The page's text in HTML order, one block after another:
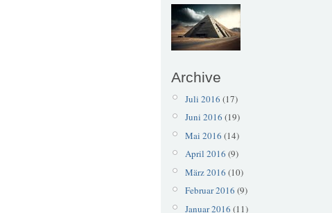
Archive
Juli 2016 (17)
Juni 2016 (19)
Mai 2016 (14)
April 2016 (9)
März 2016 (10)
Februar 2016 (9)
Januar 2016 (11)